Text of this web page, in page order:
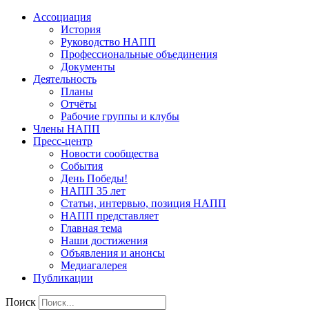
Ассоциация
История
Руководство НАПП
Профессиональные объединения
Документы
Деятельность
Планы
Отчёты
Рабочие группы и клубы
Члены НАПП
Пресс-центр
Новости сообщества
События
День Победы!
НАПП 35 лет
Статьи, интервью, позиция НАПП
НАПП представляет
Главная тема
Наши достижения
Объявления и анонсы
Медиагалерея
Публикации
Поиск